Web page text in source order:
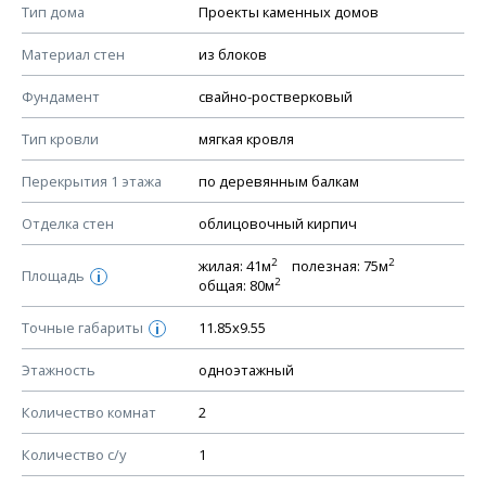
Тип дома Проекты каменных домов
Материал стен из блоков
Фундамент свайно-ростверковый
Тип кровли мягкая кровля
Перекрытия 1 этажа по деревянным балкам
Отделка стен облицовочный кирпич
Площадь i
жилая: 41м2 полезная: 75м2
общая: 80м2
Точные габариты i 11.85х9.55
Этажность одноэтажный
Количество комнат 2
Количество с/у 1
Смотрите советы по выбору материала в нашем
КОНСТРУКТИВНЫЕ РЕШЕНИЯ (КР)
Ведомость рабочих чертежей основного комплекта КР
План фундамента
Устройство фундамента, спецификация материалов
Планы перекрытий этажей, спецификация элементов
Устройство перекрытий
Устройство стен
Спецификация материалов стен
Схема расположения лаг чердака (если есть)
Схема расположения элементов стропил
Спецификация элементов стропил
Устройство стропильной системы
Узлы устройства кровли